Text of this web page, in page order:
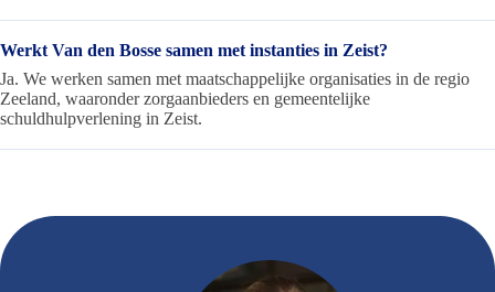
Werkt Van den Bosse samen met instanties in Zeist?
Ja. We werken samen met maatschappelijke organisaties in de regio
Zeeland, waaronder zorgaanbieders en gemeentelijke
schuldhulpverlening in Zeist.